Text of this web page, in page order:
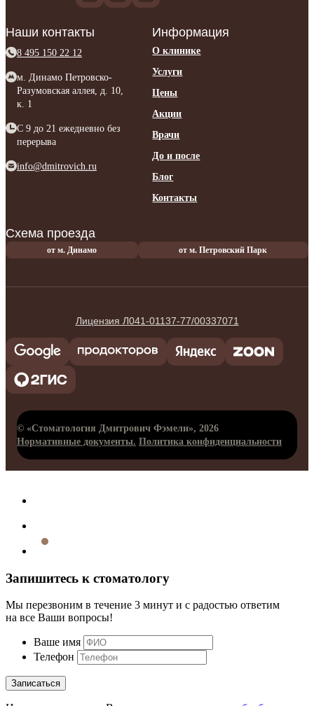
Наши контакты
8 495 150 22 12
м. Динамо Петровско-
Разумовская аллея, д. 10,
к. 1
C 9 до 21 ежедневно без
перерыва
info@dmitrovich.ru
Информация
О клинике
Услуги
Цены
Акции
Врачи
До и после
Блог
Контакты
Схема проезда
от м. Динамо от м. Петровский Парк
Лицензия Л041-01137-77/00337071
© «Стоматология Дмитрович Фэмели», 2026
Нормативные документы. Политика конфиденциальности
Запишитесь к стоматологу
Мы перезвоним в течение 3 минут и с радостью ответим
на все Ваши вопросы!
Ваше имя
Телефон
Записаться